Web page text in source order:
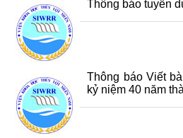
Thông báo tuyển
Thông báo Viết
kỷ niệm 40 năm